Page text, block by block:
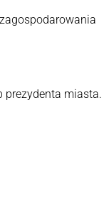
prezydenta miasta.